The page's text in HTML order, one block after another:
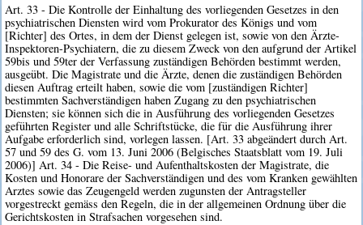
Art. 33 - Die Kontrolle der Einhaltung des vorliegenden Gesetzes in den
psychiatrischen Diensten wird vom Prokurator des Königs und vom
[Richter] des Ortes, in dem der Dienst gelegen ist, sowie von den Ärzte-
Inspektoren-Psychiatern, die zu diesem Zweck von den aufgrund der Artikel
59bis und 59ter der Verfassung zuständigen Behörden bestimmt werden,
ausgeübt. Die Magistrate und die Ärzte, denen die zuständigen Behörden
diesen Auftrag erteilt haben, sowie die vom [zuständigen Richter]
bestimmten Sachverständigen haben Zugang zu den psychiatrischen
Diensten; sie können sich die in Ausführung des vorliegenden Gesetzes
geführten Register und alle Schriftstücke, die für die Ausführung ihrer
Aufgabe erforderlich sind, vorlegen lassen. [Art. 33 abgeändert durch Art.
57 und 59 des G. vom 13. Juni 2006 (Belgisches Staatsblatt vom 19. Juli
2006)] Art. 34 - Die Reise- und Aufenthaltskosten der Magistrate, die
Kosten und Honorare der Sachverständigen und des vom Kranken gewählten
Arztes sowie das Zeugengeld werden zugunsten der Antragsteller
vorgestreckt gemäss den Regeln, die in der allgemeinen Ordnung über die
Gerichtskosten in Strafsachen vorgesehen sind.